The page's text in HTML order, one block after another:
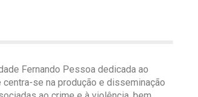
Fernando Pessoa dedicada ao
se na produção e disseminação